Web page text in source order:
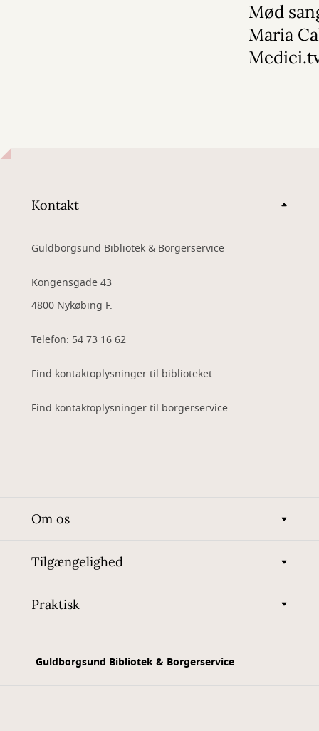
Mød
Maria
Kontakt
Guldborgsund Bibliotek & Borgerservice
Kongensgade 43
4800 Nykøbing F.
Telefon: 54 73 16 62
Find kontaktoplysninger til biblioteket
Find kontaktoplysninger til borgerservice
Om os
Tilgængelighed
Praktisk
Guldborgsund Bibliotek & Borgerservice